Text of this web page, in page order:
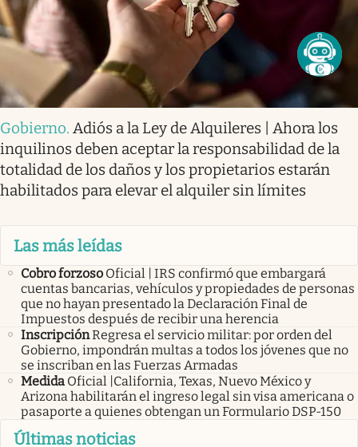
Gobierno. Adiós a la Ley de Alquileres | Ahora los
inquilinos deben aceptar la responsabilidad de la
totalidad de los daños y los propietarios estarán
habilitados para elevar el alquiler sin límites
Las más leídas
Cobro forzoso Oficial | IRS confirmó que embargará
cuentas bancarias, vehículos y propiedades de personas
que no hayan presentado la Declaración Final de
Impuestos después de recibir una herencia
InscripciónRegresa el servicio militar: por orden del
Gobierno, impondrán multas a todos los jóvenes que no
se inscriban en las Fuerzas Armadas
Medida Oficial |California, Texas, Nuevo México y
Arizona habilitarán el ingreso legal sin visa americana o
pasaporte a quienes obtengan un Formulario DSP-150
Últimas noticias